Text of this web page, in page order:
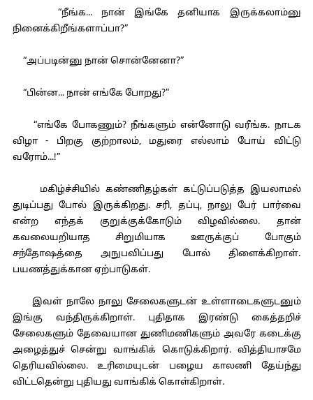
“நீங்க... நான் இங்கே தனியாக இருக்கலாம்னு
நினைக்கிறீங்களாப்பா?”
“அப்படின்னு நான் சொன்னேனா?”
“பின்ன... நான் எங்கே போறது?”
“எங்கே போகணும்? நீங்களும் என்னோடு வரீங்க. நாடக
விழா - பிறகு குற்றாலம், மதுரை எல்லாம் போய் விட்டு
வரோம்...!”
மகிழ்ச்சியில் கண்ணிதழ்கள் கட்டுப்படுத்த இயலாமல்
துடிப்பது போல் இருக்கிறது. சரி, தப்பு, நாலு பேர் பார்வை
என்ற எந்தக் குறுக்குக்கோடும் விழவில்லை. தான்
கவலையறியாத சிறுமியாக ஊருக்குப் போகும்
சந்தோஷத்தை அநுபவிப்பது போல் திளைக்கிறாள்.
பயணத்துக்கான ஏற்பாடுகள்.
இவள் நாலே நாலு சேலைகளுடன் உள்ளாடைகளுடனும்
இங்கு வந்திருக்கிறாள். புதிதாக இரண்டு கைத்தறிச்
சேலைகளும் தேவையான துணிமணிகளும் அவரே கடைக்கு
அழைத்துச் சென்று வாங்கிக் கொடுக்கிறார். வித்தியாசமே
தெரியவில்லை. உரிமையுடன் பழைய காலணி தேய்ந்து
விட்டதென்று புதியது வாங்கிக் கொள்கிறாள்.